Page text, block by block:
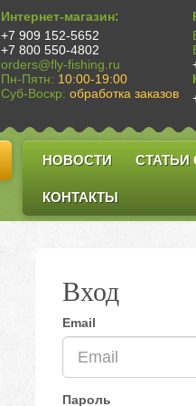
Интернет-магазин:
+7 909 152-5652
+7 800 550-4802
orders@fly-fishing.ru
Пн-Пятн: 10:00-19:00
Суб-Воскр: обработка заказов
НОВОСТИ СТАТЬИ
КОНТАКТЫ
Вход
Email
Пароль